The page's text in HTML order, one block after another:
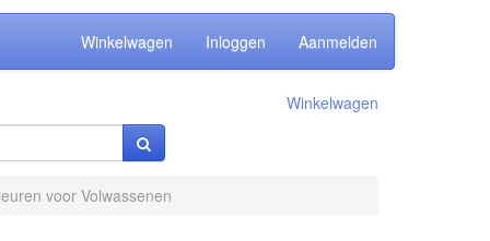
Winkelwagen Inloggen Aanmelden
Winkelwagen
voor Volwassenen